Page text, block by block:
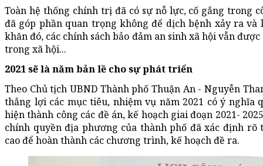
Toàn hệ thống chính trị đã có sự nỗ lực, cố gắng trong
đã góp phần quan trọng không để dịch bệnh xảy ra
khăn đó, các chính sách bảo đảm an sinh xã hội vẫn
trong xã hội...
2021 sẽ là năm bản lề cho sự phát triển
Theo Chủ tịch UBND Thành phố Thuận An - Nguyễn
thắng lợi các mục tiêu, nhiệm vụ năm 2021 có ý
hiện thành công các đề án, kế hoạch giai đoạn 2021-
chính quyền địa phương của thành phố đã xác định
cao để hoàn thành các chương trình, kế hoạch đề ra.